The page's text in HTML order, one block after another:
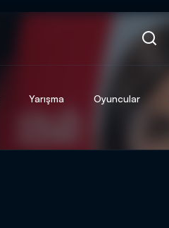
Yarışma Oyuncular